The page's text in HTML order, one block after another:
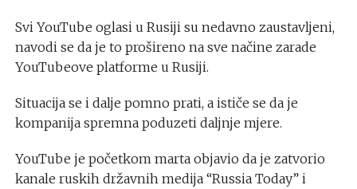
Svi YouTube oglasi u Rusiji su nedavno zaustavljeni,
navodi se da je to prošireno na sve načine zarade
YouTubeove platforme u Rusiji.
Situacija se i dalje pomno prati, a ističe se da je
kompanija spremna poduzeti daljnje mjere.
YouTube je početkom marta objavio da je zatvorio
kanale ruskih državnih medija “Russia Today” i